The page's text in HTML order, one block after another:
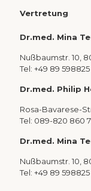
Vertretung
Dr.med. Mina
Nußbaumstr. 10,
Tel: +49 89 598825
Dr.med. Philip
Rosa-Bavarese-
Tel: 089-820 860
Dr.med. Mina
Nußbaumstr. 10,
Tel: +49 89 598825